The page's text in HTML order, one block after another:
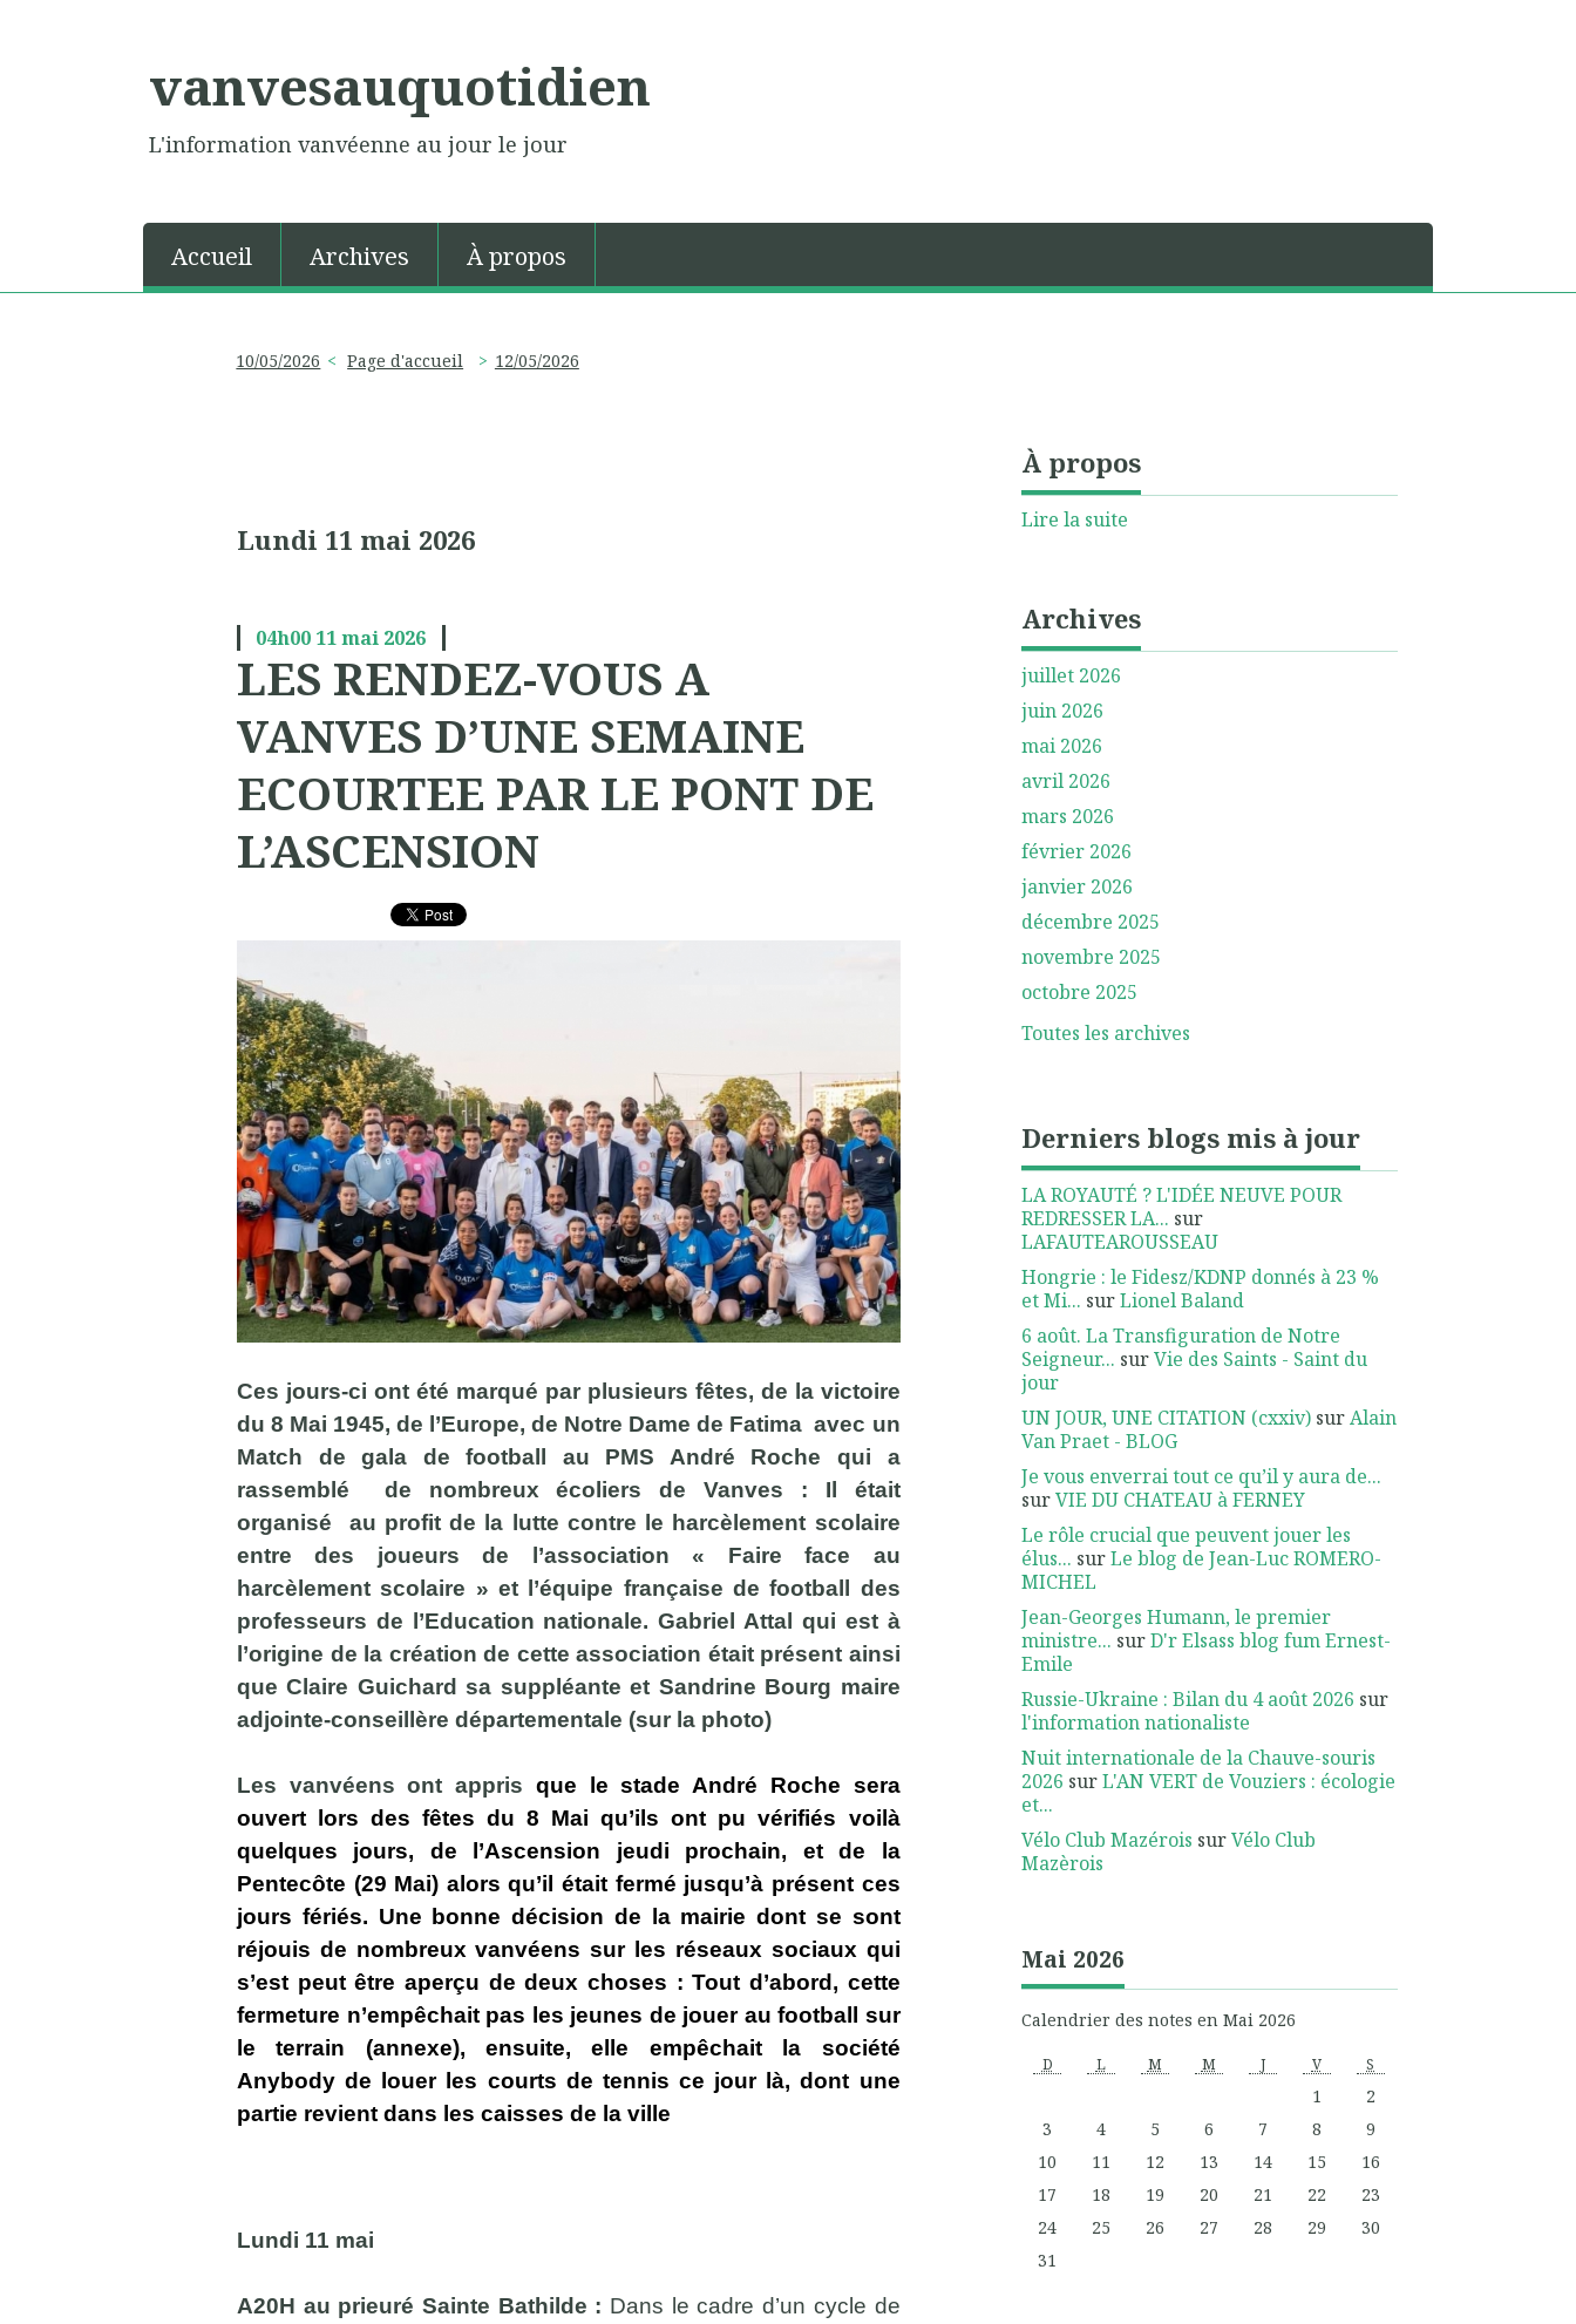
vanvesauquotidien
L'information vanvéenne au jour le jour
Accueil Archives À propos
10/05/2026 Page d'accueil 12/05/2026
Lundi 11 mai 2026
04h00 11mai 2026
LES RENDEZ-VOUS A
VANVES D’UNE SEMAINE
ECOURTEE PAR LE PONT DE
L’ASCENSION
Ces jours-ci ont été marqué par plusieurs fêtes, de la victoire
du 8 Mai 1945, de l’Europe, de Notre Dame de Fatima avec un
Match de gala de football au PMS André Roche qui a
rassemblé de nombreux écoliers de Vanves : Il était
organisé au profit de la lutte contre le harcèlement scolaire
entre des joueurs de l’association « Faire face au
harcèlement scolaire » et l’équipe française de football des
professeurs de l’Education nationale. Gabriel Attal qui est à
l’origine de la création de cette association était présent ainsi
que Claire Guichard sa suppléante et Sandrine Bourg maire
adjointe-conseillère départementale (sur la photo)
Les vanvéens ont appris que le stade André Roche sera
ouvert lors des fêtes du 8 Mai qu’ils ont pu vérifiés voilà
quelques jours, de l’Ascension jeudi prochain, et de la
Pentecôte (29 Mai) alors qu’il était fermé jusqu’à présent ces
jours fériés. Une bonne décision de la mairie dont se sont
réjouis de nombreux vanvéens sur les réseaux sociaux qui
s’est peut être aperçu de deux choses : Tout d’abord, cette
fermeture n’empêchait pas les jeunes de jouer au football sur
le terrain (annexe), ensuite, elle empêchait la société
Anybody de louer les courts de tennis ce jour là, dont une
partie revient dans les caisses de la ville
Lundi 11 mai
A20H au prieuré Sainte Bathilde : Dans le cadre d’un cycle de
À propos
Lire la suite
Archives
juillet 2026
juin 2026
mai 2026
avril 2026
mars 2026
février 2026
janvier 2026
décembre 2025
novembre 2025
octobre 2025
Toutes les archives
Derniers blogs mis à jour
LA ROYAUTÉ ? L'IDÉE NEUVE POUR
REDRESSER LA... sur
LAFAUTEAROUSSEAU
Hongrie : le Fidesz/KDNP donnés à 23 %
et Mi... surLionel Baland
6 août. La Transfiguration de Notre
Seigneur... surVie des Saints - Saint du
jour
UN JOUR, UNE CITATION (cxxiv)surAlain
Van Praet - BLOG
Je vous enverrai tout ce qu’il y aura de...
surVIE DU CHATEAU à FERNEY
Le rôle crucial que peuvent jouer les
élus... surLe blog de Jean-Luc ROMERO-
MICHEL
Jean-Georges Humann, le premier
ministre... surD'r Elsass blog fum Ernest-
Emile
Russie-Ukraine : Bilan du 4 août 2026 sur
l'information nationaliste
Nuit internationale de la Chauve-souris
2026 surL'AN VERT de Vouziers : écologie
et...
Vélo Club Mazérois surVélo Club
Mazèrois
Mai 2026
Calendrier des notes en Mai 2026
D L M M J V S
1
2
3
4 5 6 7 8
9
10
11 12 13 14 15
16
17
18 19 20 21 22
23
24
25 26 27 28 29
30
31